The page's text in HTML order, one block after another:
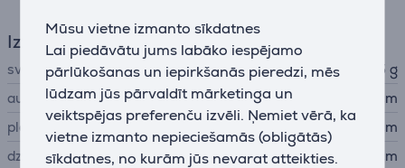
Mūsu vietne izmanto sīkdatnes
Lai piedāvātu jums labāko iespējamo
pārlūkošanas un iepirkšanās pieredzi, mēs
lūdzam jūs pārvaldīt mārketinga un
veiktspējas preferenču izvēli. Ņemiet vērā, ka
vietne izmanto nepieciešamās (obligātās)
sīkdatnes, no kurām jūs nevarat atteikties.
Izmēri
svars
135 g
augstums
38,3 cm
platums
37,4 cm
dziļums
15,5 cm